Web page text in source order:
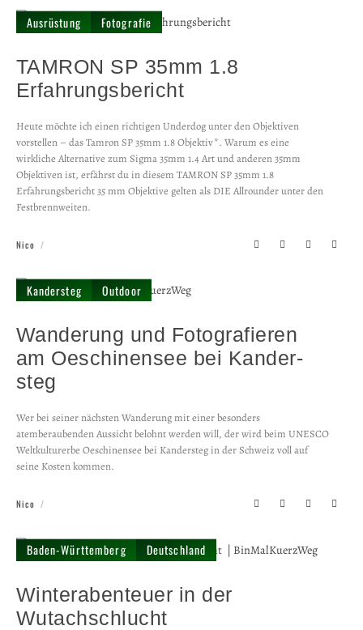
Ausrüstung Fotografie
TAMRON SP 35mm 1.8
Erfahrungs­bericht
Heute möchte ich einen richtigen Underdog unter den Objektiven
vorstellen – das Tamron SP 35mm 1.8 Objektiv*. Warum es eine
wirkliche Alternative zum Sigma 35mm 1.4 Art und anderen 35mm
Objektiven ist, erfährst du in diesem TAMRON SP 35mm 1.8
Erfahrungsbericht 35 mm Objektive gelten als DIE Allrounder unter den
Festbrennweiten.
Nico
Kandersteg Outdoor
Wanderung und Foto­grafieren
am Oeschinen­see bei Kander­
steg
Wer bei seiner nächsten Wanderung mit einer besonders
atemberaubenden Aussicht belohnt werden will, der wird beim UNESCO
Weltkulturerbe Oeschinensee bei Kandersteg in der Schweiz voll auf
seine Kosten kommen.
Nico
Baden-Württemberg Deutschland
Winter­abenteuer in der
Wutach­schlucht